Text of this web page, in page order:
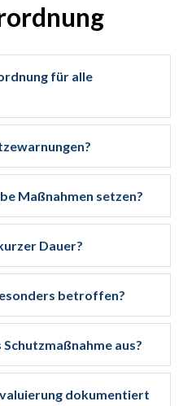
für alle
Maßnahmen setzen?
Dauer?
betroffen?
aus?
dokumentiert